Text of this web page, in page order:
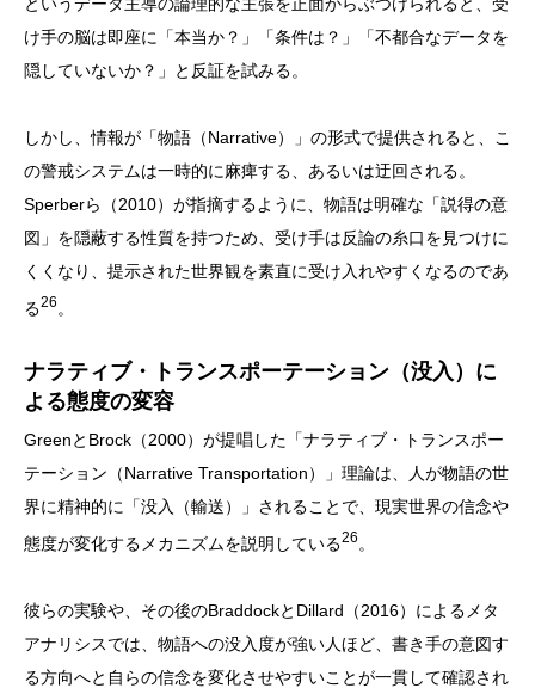
け手の脳は即座に「本当か？」「条件は？」「不都合なデータを
隠していないか？」と反証を試みる。
しかし、情報が「物語（Narrative）」の形式で提供されると、こ
の警戒システムは一時的に麻痺する、あるいは迂回される。
Sperberら（2010）が指摘するように、物語は明確な「説得の意
図」を隠蔽する性質を持つため、受け手は反論の糸口を見つけに
くくなり、提示された世界観を素直に受け入れやすくなるのであ
る26
ナラティブ・トランスポーテーション（没入）に
よる態度の変容
GreenとBrock（2000）が提唱した「ナラティブ・トランスポー
テーション（Narrative Transportation）」理論は、人が物語の世
界に精神的に「没入（輸送）」されることで、現実世界の信念や
態度が変化するメカニズムを説明している26 。
彼らの実験や、その後のBraddockとDillard（2016）によるメタ
アナリシスでは、物語への没入度が強い人ほど、書き手の意図す
る方向へと自らの信念を変化させやすいことが一貫して確認され